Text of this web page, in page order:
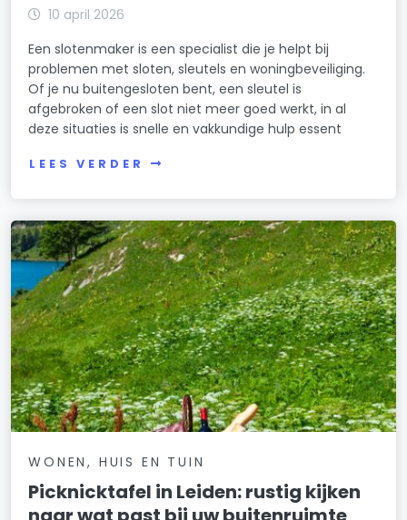
10 april 2026
Een slotenmaker is een specialist die je helpt bij
problemen met sloten, sleutels en woningbeveiliging.
Of je nu buitengesloten bent, een sleutel is
afgebroken of een slot niet meer goed werkt, in al
deze situaties is snelle en vakkundige hulp essent
LEES VERDER
WONEN, HUIS EN TUIN
Picknicktafel in Leiden: rustig kijken